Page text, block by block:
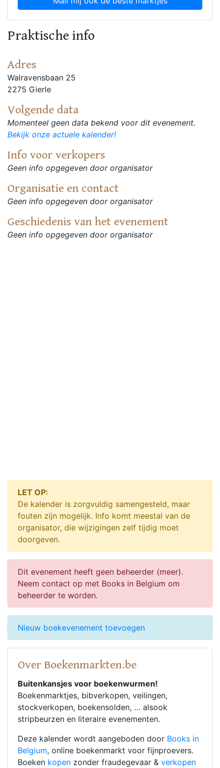
Praktische info
Adres
Walravensbaan 25
2275 Gierle
Volgende data
Momenteel geen data bekend voor dit evenement.
Bekijk onze actuele kalender!
Info voor verkopers
Geen info opgegeven door organisator
Organisatie en contact
Geen info opgegeven door organisator
Geschiedenis van het evenement
Geen info opgegeven door organisator
LET OP:
De kalender is zorgvuldig samengesteld, maar
fouten zijn mogelijk. Info komt meestal van de
organisator, die wijzigingen zelf tijdig moet
doorgeven.
Dit evenement heeft geen beheerder (meer).
Neem contact op met Books in Belgium om
beheerder te worden.
Nieuw boekevenement toevoegen
Over Boekenmarkten.be
Buitenkansjes voor boekenwurmen!
Boekenmarktjes, bibverkopen, veilingen,
stockverkopen, boekensolden, … alsook
stripbeurzen en literaire evenementen.
Deze kalender wordt aangeboden door Books in
Belgium, online boekenmarkt voor fijnproevers.
Boeken kopen zonder fraudegevaar & verkopen